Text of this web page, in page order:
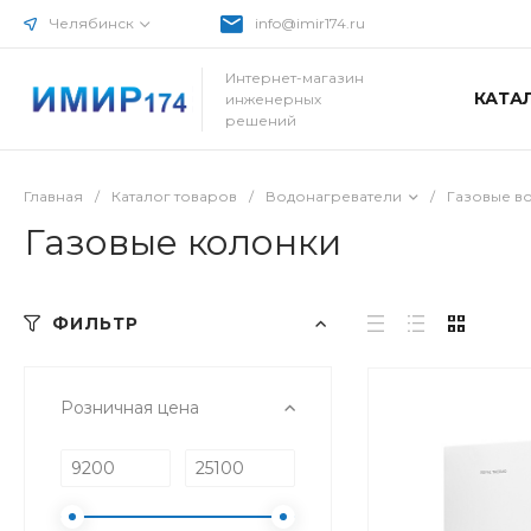
Челябинск info@imir174.ru
Интернет-магазин
инженерных
решений
Главная / Каталог товаров / Водонагреватели / Газовые
Газовые колонки
ФИЛЬТР
Розничная цена